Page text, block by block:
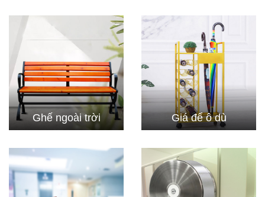
Ghế ngoài trời Giá để ô dù